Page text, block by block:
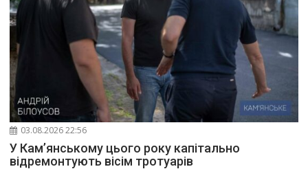
03.08.2026 22:56
У Кам’янському цього року капітально
відремонтують вісім тротуарів